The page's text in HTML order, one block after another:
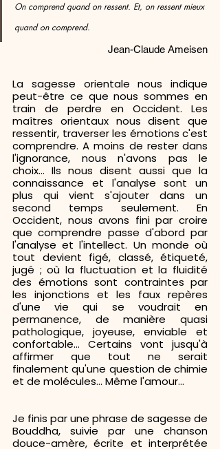
On comprend quand on ressent. Et, on ressent mieux
quand on comprend.
Jean-Claude Ameisen
La sagesse orientale nous indique
peut-être ce que nous sommes en
train de perdre en Occident. Les
maîtres orientaux nous disent que
ressentir, traverser les émotions c'est
comprendre. A moins de rester dans
l'ignorance, nous n'avons pas le
choix... Ils nous disent aussi que la
connaissance et l'analyse sont un
plus qui vient s'ajouter dans un
second temps seulement. En
Occident, nous avons fini par croire
que comprendre passe d'abord par
l'analyse et l'intellect. Un monde où
tout devient figé, classé, étiqueté,
jugé ; où la fluctuation et la fluidité
des émotions sont contraintes par
les injonctions et les faux repères
d'une vie qui se voudrait en
permanence, de manière quasi
pathologique, joyeuse, enviable et
confortable... Certains vont jusqu'à
affirmer que tout ne serait
finalement qu'une question de chimie
et de molécules... Même l'amour...
Je finis par une phrase de sagesse de
Bouddha, suivie par une chanson
douce-amère, écrite et interprétée